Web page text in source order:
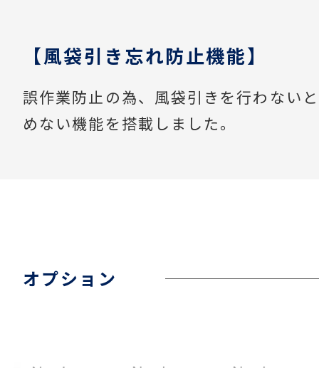
【風袋引き忘れ防止機能】
誤作業防止の為、風袋引きを行わない
めない機能を搭載しました。
オプション